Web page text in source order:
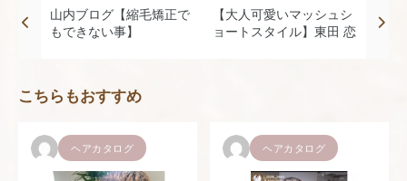
山内ブログ【縮毛矯正で
もできない事】
【大人可愛いマッシュシ
ョートスタイル】東田 恋
こちらもおすすめ
ヘアカタログ ヘアカタログ